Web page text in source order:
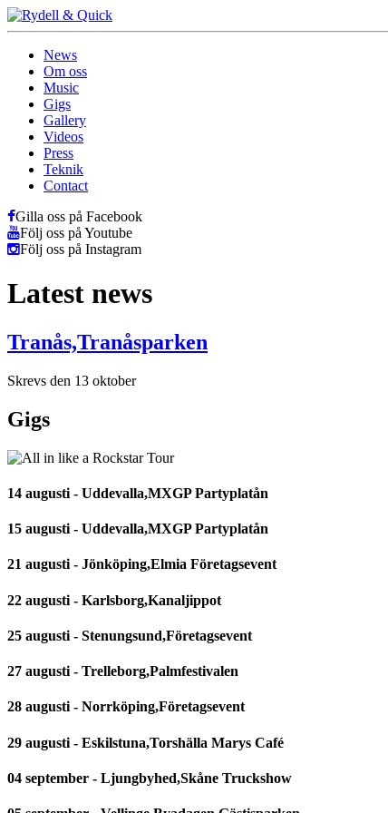
News
Om oss
Music
Gigs
Gallery
Videos
Press
Teknik
Contact
Gilla oss på Facebook
Följ oss på Youtube
Följ oss på Instagram
Latest news
Tranås,Tranåsparken
Skrevs den 13 oktober
Gigs
14 augusti - Uddevalla,MXGP Partyplatån
15 augusti - Uddevalla,MXGP Partyplatån
21 augusti - Jönköping,Elmia Företagsevent
22 augusti - Karlsborg,Kanaljippot
25 augusti - Stenungsund,Företagsevent
27 augusti - Trelleborg,Palmfestivalen
28 augusti - Norrköping,Företagsevent
29 augusti - Eskilstuna,Torshälla Marys Café
04 september - Ljungbyhed,Skåne Truckshow